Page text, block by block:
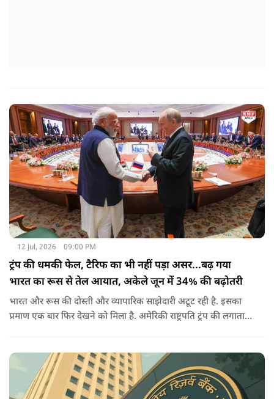
12 Jul, 2026 09:00 PM
ट्रंप की धमकी फेल, टैरिफ का भी नहीं पड़ा असर...बढ़ गया
भारत का रूस से तेल आयात, अकेले जून में 34% की बढ़ोतरी
भारत और रूस की दोस्ती और व्यापारिक साझेदारी अटूट रही है. इसका
प्रमाण एक बार फिर देखने को मिला है. अमेरिकी राष्ट्रपति ट्रंप की लगातार